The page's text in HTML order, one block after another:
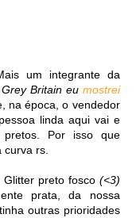
um integrante da
Britain eu mostrei
na época, o vendedor
linda aqui vai e
pretos. Por isso que
rs.
Glitter preto fosco (<3)
prata, da nossa
outras prioridades